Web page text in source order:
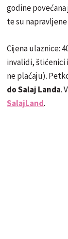
godine
te su
Cijena ulaznice:
invalidi, štićenici
ne plaćaju).
do Salaj Landa.
SalajLand.